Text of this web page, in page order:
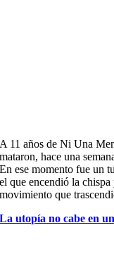
A 11 años de Ni Una
mataron, hace una
En ese momento fue un
el que encendió la
movimiento que
La utopía no cabe en